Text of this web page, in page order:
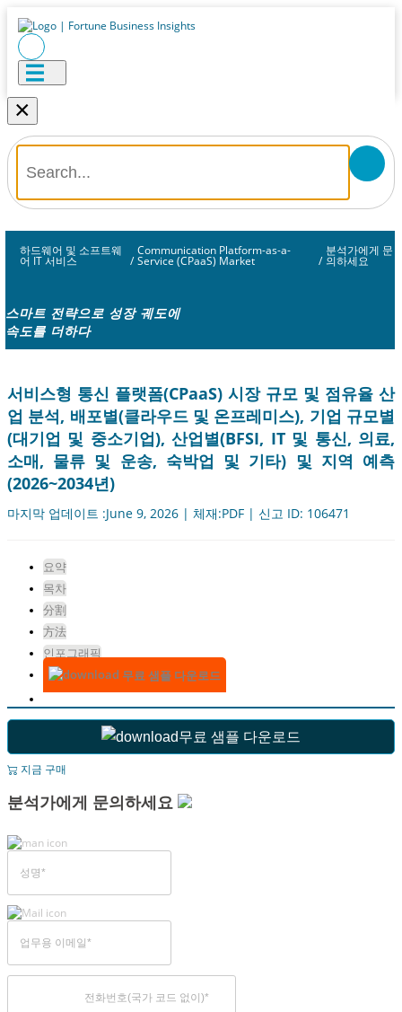
×
하드웨어 및 소프트웨
어 IT 서비스 /
Communication Platform-as-a-
Service (CPaaS) Market /
분석가에게 문
의하세요
스마트 전략으로 성장 궤도에
속도를 더하다
서비스형 통신 플랫폼(CPaaS) 시장 규모 및 점유율 산
업 분석, 배포별(클라우드 및 온프레미스), 기업 규모별
(대기업 및 중소기업), 산업별(BFSI, IT 및 통신, 의료,
소매, 물류 및 운송, 숙박업 및 기타) 및 지역 예측
(2026~2034년)
마지막 업데이트 :June 9, 2026 | 체재:PDF | 신고 ID: 106471
요약
목차
分割
方法
인포그래픽
무료 샘플 다운로드
무료 샘플 다운로드
지금 구매
분석가에게 문의하세요